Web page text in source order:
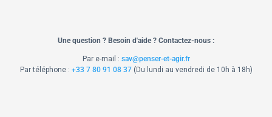
Une question ? Besoin d'aide ? Contactez-nous :
Par e-mail : sav@penser-et-agir.fr
Par téléphone : +33 7 80 91 08 37​ (Du lundi au vendredi de 10h à 18h)